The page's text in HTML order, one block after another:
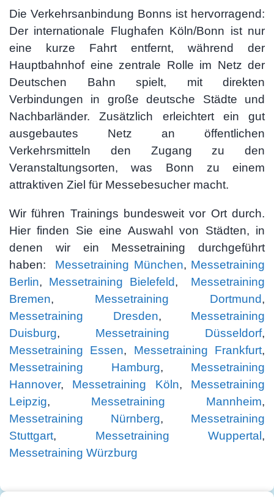
Die Verkehrsanbindung Bonns ist hervorragend:
Der internationale Flughafen Köln/Bonn ist nur
eine kurze Fahrt entfernt, während der
Hauptbahnhof eine zentrale Rolle im Netz der
Deutschen Bahn spielt, mit direkten
Verbindungen in große deutsche Städte und
Nachbarländer. Zusätzlich erleichtert ein gut
ausgebautes Netz an öffentlichen
Verkehrsmitteln den Zugang zu den
Veranstaltungsorten, was Bonn zu einem
attraktiven Ziel für Messebesucher macht.
Wir führen Trainings bundesweit vor Ort durch.
Hier finden Sie eine Auswahl von Städten, in
denen wir ein Messetraining durchgeführt
haben: Messetraining München, Messetraining
Berlin, Messetraining Bielefeld, Messetraining
Bremen, Messetraining Dortmund,
Messetraining Dresden, Messetraining
Duisburg, Messetraining Düsseldorf,
Messetraining Essen, Messetraining Frankfurt,
Messetraining Hamburg, Messetraining
Hannover, Messetraining Köln, Messetraining
Leipzig, Messetraining Mannheim,
Messetraining Nürnberg, Messetraining
Stuttgart, Messetraining Wuppertal,
Messetraining Würzburg